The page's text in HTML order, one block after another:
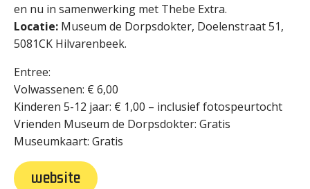
en nu in samenwerking met Thebe Extra.
Locatie: Museum de Dorpsdokter, Doelenstraat 51,
5081CK Hilvarenbeek.
Entree:
Volwassenen: € 6,00
Kinderen 5-12 jaar: € 1,00 – inclusief fotospeurtocht
Vrienden Museum de Dorpsdokter: Gratis
Museumkaart: Gratis
website